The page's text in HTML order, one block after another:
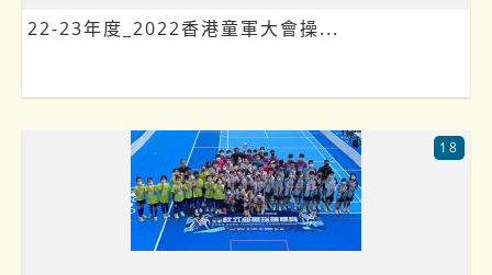
22-23年度_2022香港童軍大會操...
18